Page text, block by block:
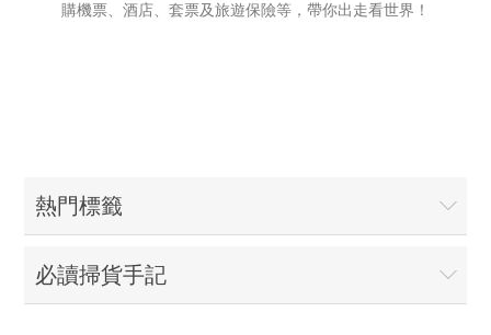
購機票、酒店、套票及旅遊保險等，帶你出走看世界！
熱門標籤
必讀掃貨手記